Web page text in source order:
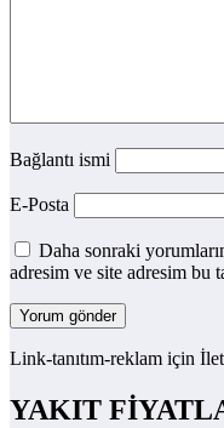
Bağlantı ismi
E-Posta
Daha sonraki
adresim ve site adresim bu
Link-tanıtım-reklam için
YAKIT